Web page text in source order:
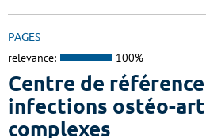
PAGES
relevance: 100%
Centre de
infections ostéo-
complexes